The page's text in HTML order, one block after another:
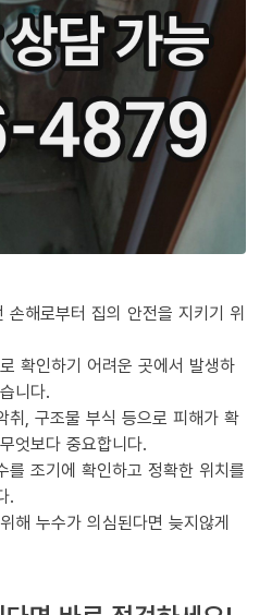
손해로부터 집의 안전을 지키기 위
확인하기 어려운 곳에서 발생하
니다.
취, 구조물 부식 등으로 피해가 확
엇보다 중요합니다.
를 조기에 확인하고 정확한 위치를
.
해 누수가 의심된다면 늦지않게